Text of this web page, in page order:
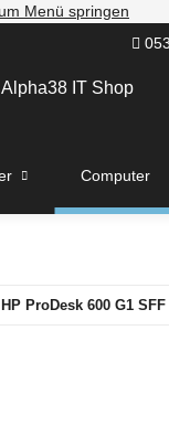
Menü springen
Computer
HP ProDesk 600 G1 SFF